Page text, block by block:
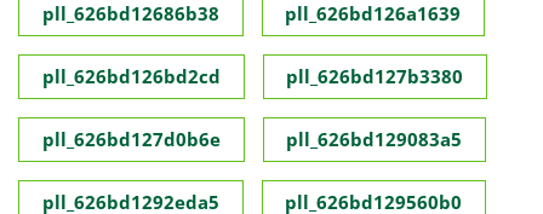
pll_626bd12686b38 pll_626bd126a1639
pll_626bd126bd2cd pll_626bd127b3380
pll_626bd127d0b6e pll_626bd129083a5
pll_626bd1292eda5 pll_626bd129560b0